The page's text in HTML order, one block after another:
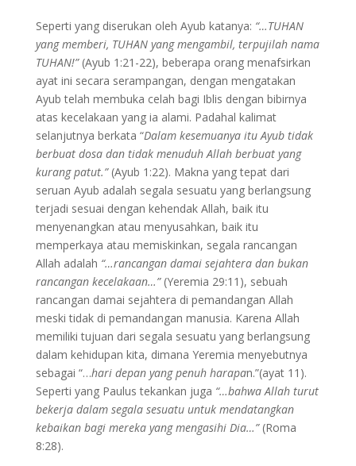
Seperti yang diserukan oleh Ayub katanya: “…TUHAN
yang memberi, TUHAN yang mengambil, terpujilah nama
TUHAN!”(Ayub 1:21-22), beberapa orang menafsirkan
ayat ini secara serampangan, dengan mengatakan
Ayub telah membuka celah bagi Iblis dengan bibirnya
atas kecelakaan yang ia alami. Padahal kalimat
selanjutnya berkata “Dalam kesemuanya itu Ayub tidak
berbuat dosa dan tidak menuduh Allah berbuat yang
kurang patut.”(Ayub 1:22). Makna yang tepat dari
seruan Ayub adalah segala sesuatu yang berlangsung
terjadi sesuai dengan kehendak Allah, baik itu
menyenangkan atau menyusahkan, baik itu
memperkaya atau memiskinkan, segala rancangan
Allah adalah “…rancangan damai sejahtera dan bukan
rancangan kecelakaan…”(Yeremia 29:11), sebuah
rancangan damai sejahtera di pemandangan Allah
meski tidak di pemandangan manusia. Karena Allah
memiliki tujuan dari segala sesuatu yang berlangsung
dalam kehidupan kita, dimana Yeremia menyebutnya
sebagai “…hari depan yang penuh harapan.”(ayat 11).
Seperti yang Paulus tekankan juga “…bahwa Allah turut
bekerja dalam segala sesuatu untuk mendatangkan
kebaikan bagi mereka yang mengasihi Dia…”(Roma
8:28).